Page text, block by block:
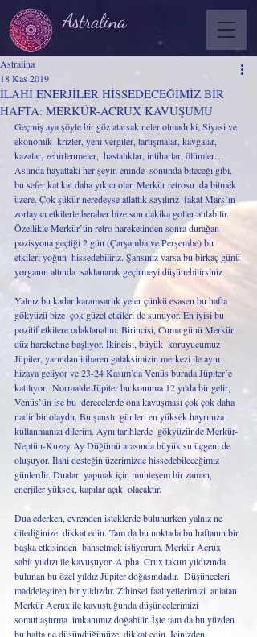
Astralina
İLAHİ ENERJİLER HİSSEDECEĞİMİZ BİR
HAFTA: MERKÜR-ACRUX KAVUŞUMU
Astralina
18 Kas 2019
Geçmiş aya şöyle bir göz atarsak neler olmadı ki; Siyasi ve
ekonomik  krizler, yeni vergiler, tartışmalar, kavgalar,
kazalar, zehirlenmeler,  hastalıklar, intiharlar, ölümler…
Aslında hayattaki her şeyin eninde  sonunda biteceği gibi,
bu sefer kat kat daha yıkıcı olan Merkür retrosu  da bitmek
üzere. Çok şükür neredeyse atlattık sayılırız  fakat Mars’ın
zorlayıcı etkilerle beraber bize son dakika goller atılabilir.
Özellikle Merkür’ün retro hareketinden sonra durağan
pozisyona geçtiği 2 gün (Çarşamba ve Perşembe) bu
etkileri yoğun  hissedebiliriz. Şansınız varsa bu birkaç günü
yorganın altında  saklanarak geçirmeyi düşünebilirsiniz.
Yalnız bu kadar karamsarlık yeter çünkü esasen bu hafta
gökyüzü bize  çok güzel etkileri de sunuyor. En iyisi bu
pozitif etkilere odaklanalım. Birincisi, Cuma günü Merkür
düz hareketine başlıyor. İkincisi, büyük  koruyucumuz
Jüpiter, yarından itibaren galaksimizin merkezi ile aynı
hizaya geliyor ve 23-24 Kasım’da Venüs burada Jüpiter’e
katılıyor.  Normalde Jüpiter bu konuma 12 yılda bir gelir,
Venüs’ün ise bu  derecelerde ona kavuşması çok çok daha
nadir bir olaydır. Bu şanslı  günleri en yüksek hayrınıza
kullanmanızı dilerim. Aynı tarihlerde  gökyüzünde Merkür-
Neptün-Kuzey Ay Düğümü arasında büyük su üçgeni de
oluşuyor. İlahi desteğin üzerimizde hissedebileceğimiz
günlerdir. Dualar  yapmak için muhteşem bir zaman,
enerjiler yüksek, kapılar açık  olacaktır.
Dua ederken, evrenden isteklerde bulunurken yalnız ne
dilediğinize  dikkat edin. Tam da bu noktada bu haftanın bir
başka etkisinden  bahsetmek istiyorum. Merkür Acrux
sabit yıldızı ile kavuşuyor. Alpha  Crux takım yıldızında
bulunan bu özel yıldız Jüpiter doğasındadır.  Düşünceleri
maddeleştiren bir yıldızdır. Zihinsel faaliyetlerimizi  anlatan
Merkür Acrux ile kavuştuğunda düşüncelerimizi
somutlaştırma  imkanımız doğabilir. İşte tam da bu yüzden
bu hafta ne düşündüğünüze  dikkat edin. İçinizden